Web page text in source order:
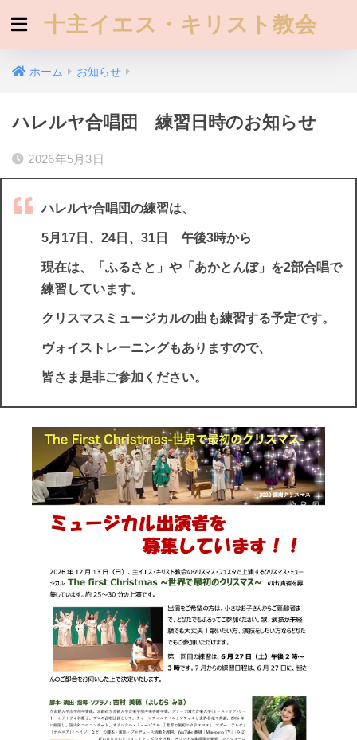
十主イエス・キリスト教会
ホーム お知らせ
ハレルヤ合唱団 練習日時のお知らせ
2026年5月3日
ハレルヤ合唱団の練習は、
5月17日、24日、31日 午後3時から
現在は、「ふるさと」や「あかとんぼ」を2部合唱で
練習しています。
クリスマスミュージカルの曲も練習する予定です。
ヴォイストレーニングもありますので、
皆さま是非ご参加ください。